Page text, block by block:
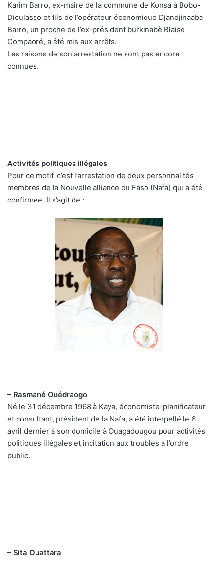
Karim Barro, ex-maire de la commune de Konsa à Bobo-
Dioulasso et fils de l’opérateur économique Djandjinaaba
Barro, un proche de l’ex-président burkinabè Blaise
Compaoré, a été mis aux arrêts.
Les raisons de son arrestation ne sont pas encore
connues.
Activités politiques illégales
Pour ce motif, c’est l’arrestation de deux personnalités
membres de la Nouvelle alliance du Faso (Nafa) qui a été
confirmée. Il s’agit de :
– Rasmané Ouédraogo
Né le 31 décembre 1968 à Kaya, économiste-planificateur
et consultant, président de la Nafa, a été interpellé le 6
avril dernier à son domicile à Ouagadougou pour activités
politiques illégales et incitation aux troubles à l’ordre
public.
– Sita Ouattara